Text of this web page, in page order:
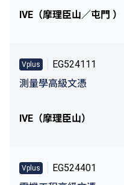
IVE（摩理臣山／屯門 ）
Vplus
EG524111
測量學高級文憑
IVE（摩理臣山）
Vplus
EG524401